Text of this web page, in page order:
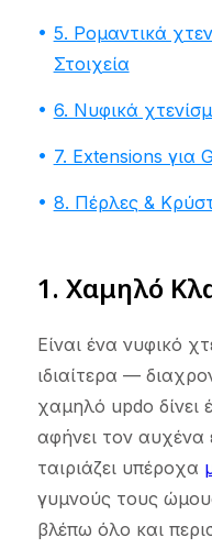
5. Ρομαντικά
Στοιχεία
6. Νυφικά
7. Extensions για
8. Πέρλες &
1. Χαμηλό
Είναι ένα νυφικό
ιδιαίτερα —
χαμηλό updo
αφήνει τον αυχένα
ταιριάζει υπέροχα
γυμνούς τους
βλέπω όλο και